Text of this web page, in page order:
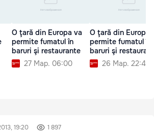
O ţară din Europa va
permite fumatul în
baruri şi restaurante
27 Мар. 06:00
O ţară din Europa
permite fumatul în
baruri şi
26 Мар. 22:42
19:20 1 897